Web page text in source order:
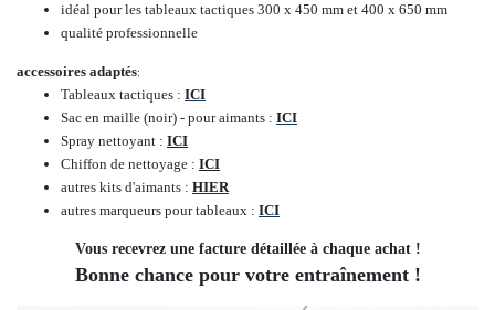
idéal pour les tableaux tactiques 300 x 450 mm et 400 x 650 mm
qualité professionnelle
accessoires adaptés:
Tableaux tactiques : ICI
Sac en maille (noir) - pour aimants : ICI
Spray nettoyant : ICI
Chiffon de nettoyage : ICI
autres kits d'aimants : HIER
autres marqueurs pour tableaux : ICI
Vous recevrez une facture détaillée à chaque achat !
Bonne chance pour votre entraînement !